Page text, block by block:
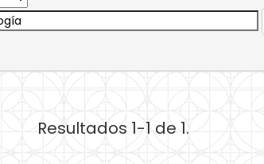
Resultados 1-1 de 1.